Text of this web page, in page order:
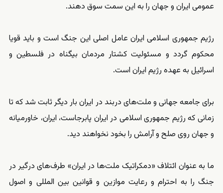
عمومی ایران و جهان را به این سمت سوق دهند.
رژیم جمهوری اسلامی ایران عامل اصلی این جنگ است و باید قویا
محکوم گردد و مسئولیت کشتار مردمان بیگناه در فلسطین و
اسرائیل به عهده رژیم ایران است.
برای جامعه جهانی و ملت‌های دربند در ایران بار دیگر ثابت شد که تا
زمانی که رژیم جمهوری اسلامی در ایران پابرجاست، ایران، خاورمیانه
و جهان روی صلح و آرامش را بخود نخواهند دید.
ما به عنوان ائتلاف «دمکراتیک ملت‌ها در ایران» طرف‌های درگیر در
جنگ را به احترام و رعایت موازین و قوانین بین المللی و اصول